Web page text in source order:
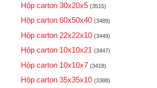
Hộp carton 30x20x5 (3515)
Hộp carton 60x50x40 (3489)
Hộp carton 22x22x10 (3449)
Hộp carton 10x10x21 (3447)
Hộp carton 10x10x7 (3418)
Hộp carton 35x35x10 (3388)